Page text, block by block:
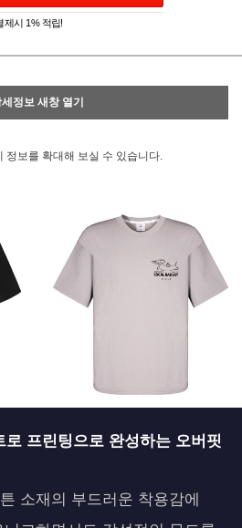
PAYCO 바로구매
제시 1% 적립!
정보 새창 열기
정보를 확대해 보실 수 있습니다.
프린팅으로 완성하는 오버핏
소재의 부드러운 착용감에